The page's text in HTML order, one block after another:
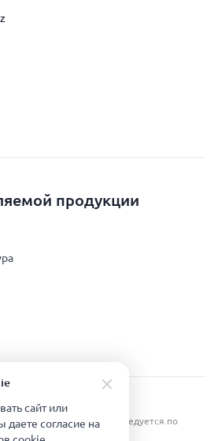
продукции
© 2019-
информации преследуется по
сайт или
даете согласие на